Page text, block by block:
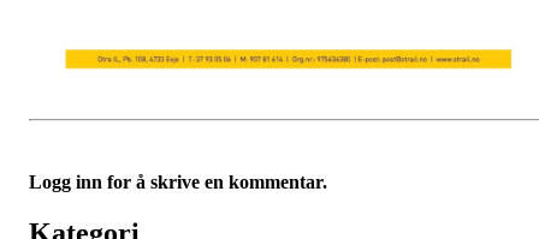
Logg inn for å skrive en kommentar.